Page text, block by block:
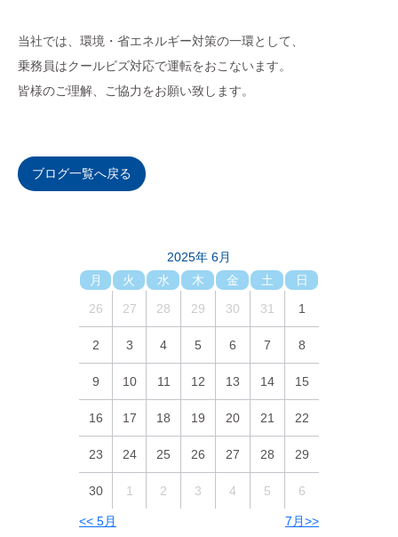
当社では、環境・省エネルギー対策の一環として、
乗務員はクールビズ対応で運転をおこないます。
皆様のご理解、ご協力をお願い致します。
ブログ一覧へ戻る
2025年 6月
月
火 水 木 金 土
日
26
27 28 29 30 31 1
2 3 4 5 6 7 8
9 10 11 12 13 14 15
16 17 18 19 20 21 22
23 24 25 26 27 28 29
30 1 2 3 4 5 6
<< 5月 7月>>